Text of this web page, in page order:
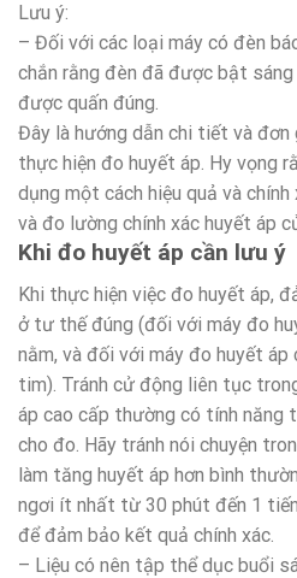
Lưu ý:
– Đối với các loại máy có đèn
chắn rằng đèn đã được bật
được quấn đúng.
Đây là hướng dẫn chi tiết và đơn
thực hiện đo huyết áp. Hy vọng
dụng một cách hiệu quả và
và đo lường chính xác huyết áp
Khi đo huyết áp cần lưu ý
Khi thực hiện việc đo huyết áp,
ở tư thế đúng (đối với máy đo
nằm, và đối với máy đo huyết
tim). Tránh cử động liên tục
áp cao cấp thường có tính năng
cho đo. Hãy tránh nói chuyện
làm tăng huyết áp hơn bình
ngơi ít nhất từ 30 phút đến 1
để đảm bảo kết quả chính xác.
– Liệu có nên tập thể dục buổi